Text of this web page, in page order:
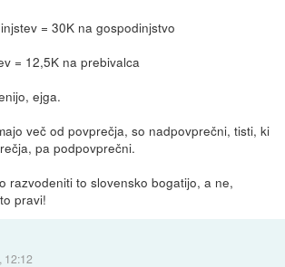
= 30K na gospodinjstvo
= 12,5K na prebivalca
ejga.
več od povprečja, so nadpovprečni, tisti, ki
pa podpovprečni.
razvodeniti to slovensko bogatijo, a ne,
pravi!
12:12